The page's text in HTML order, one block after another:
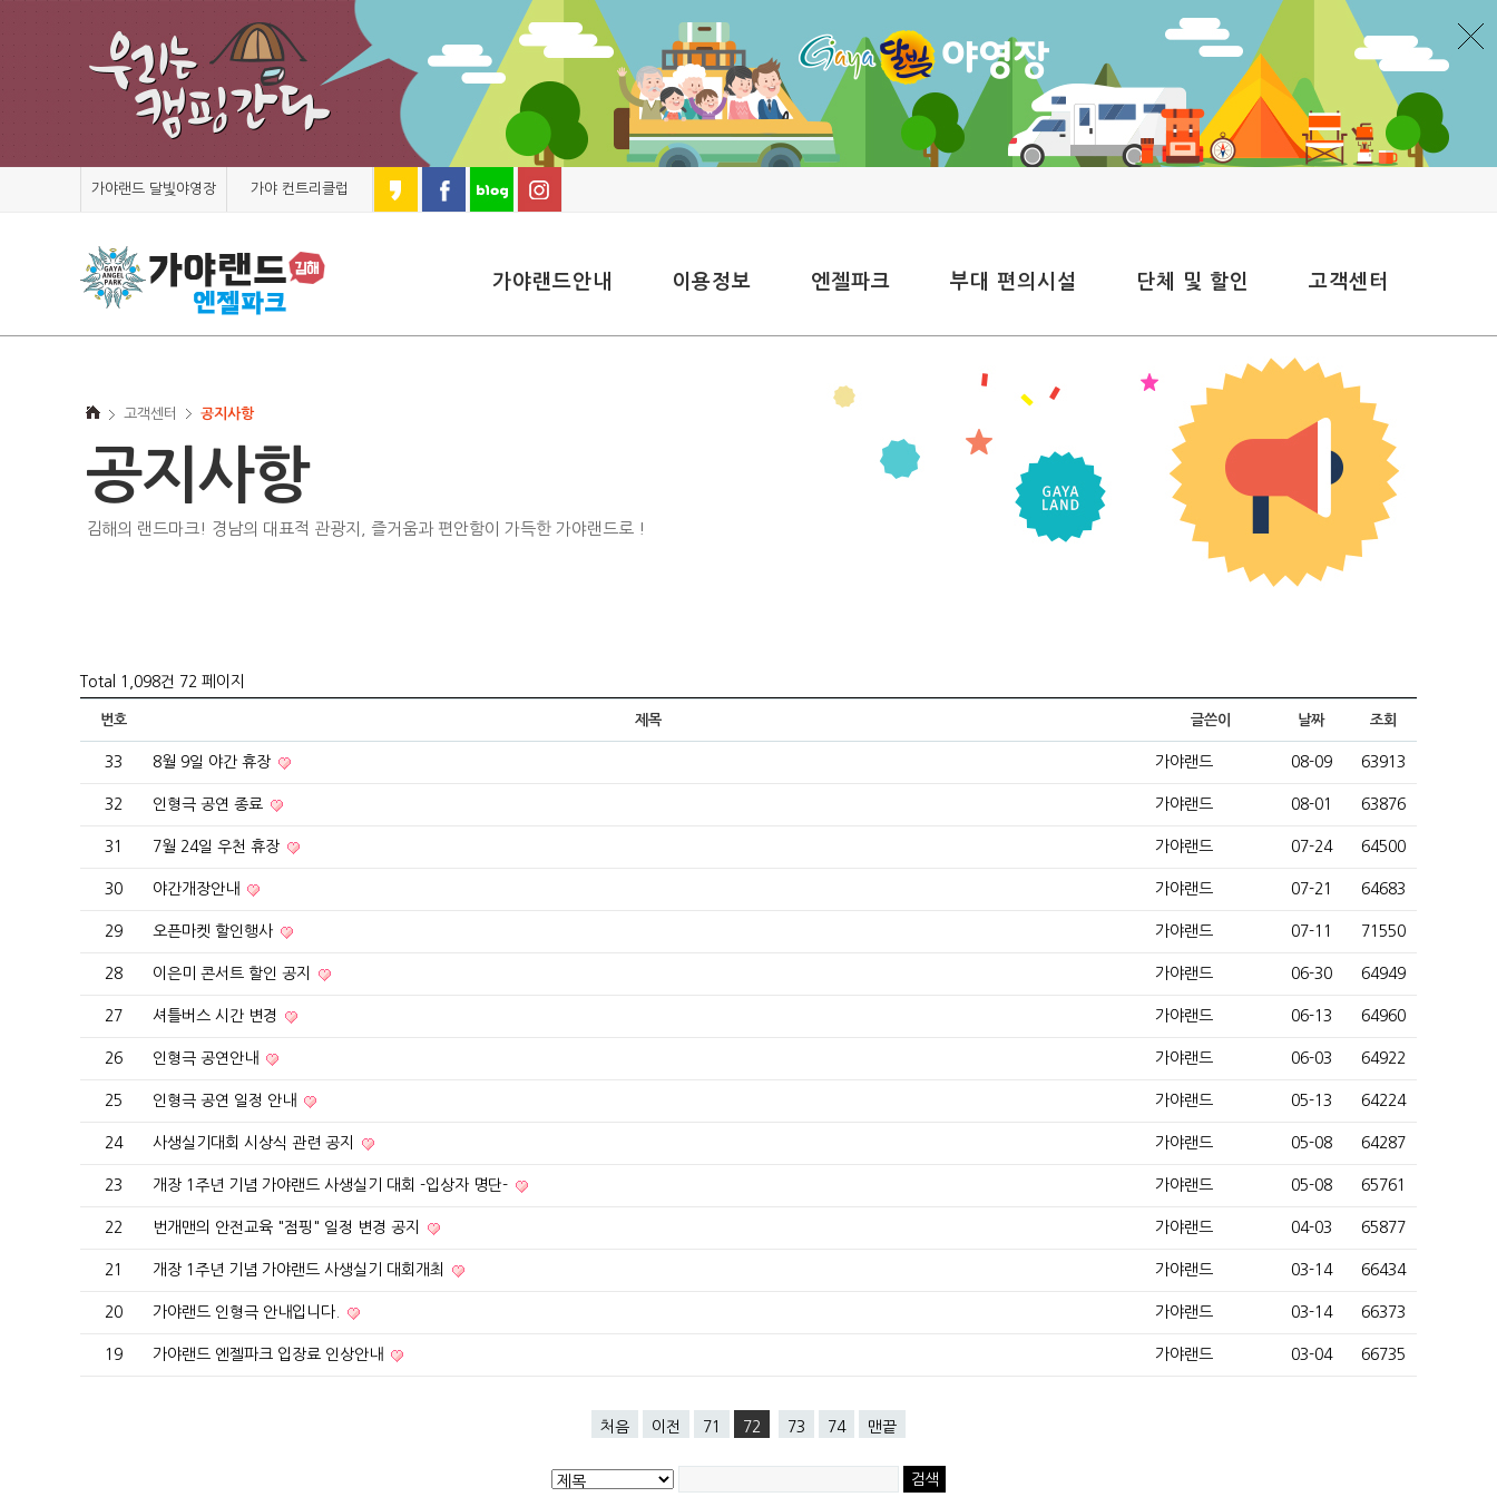
가야랜드 달빛야영장 가야 컨트리클럽
가야랜드안내 이용정보 엔젤파크 부대 편의시설 단체 및 할인 고객센터
고객센터 공지사항
공지사항
김해의 랜드마크! 경남의 대표적 관광지, 즐거움과 편안함이 가득한 가야랜드로 !
Total 1,098건 72 페이지
번호 제목 글쓴이 날짜 조회
33 8월 9일 야간 휴장 가야랜드 08-09 63913
32 인형극 공연 종료 가야랜드 08-01 63876
31 7월 24일 우천 휴장 가야랜드 07-24 64500
30 야간개장안내 가야랜드 07-21 64683
29 오픈마켓 할인행사 가야랜드 07-11 71550
28 이은미 콘서트 할인 공지 가야랜드 06-30 64949
27 셔틀버스 시간 변경 가야랜드 06-13 64960
26 인형극 공연안내 가야랜드 06-03 64922
25 인형극 공연 일정 안내 가야랜드 05-13 64224
24 사생실기대회 시상식 관련 공지 가야랜드 05-08 64287
23 개장 1주년 기념 가야랜드 사생실기 대회 -입상자 명단- 가야랜드 05-08 65761
22 번개맨의 안전교육 "점핑" 일정 변경 공지 가야랜드 04-03 65877
21 개장 1주년 기념 가야랜드 사생실기 대회개최 가야랜드 03-14 66434
20 가야랜드 인형극 안내입니다. 가야랜드 03-14 66373
19 가야랜드 엔젤파크 입장료 인상안내 가야랜드 03-04 66735
처음 이전 71 72 73 74 맨끝